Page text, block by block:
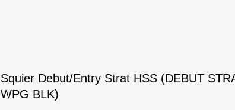
Squier Debut/Entry Strat HSS (DEBUT
WPG BLK)